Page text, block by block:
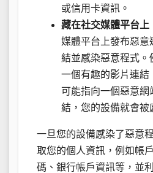
或信用卡資訊。
藏在社交媒體平台上
媒體平台上發布惡意
結並感染惡意程式。
一個有趣的影片連結
可能指向一個惡意網
結，您的設備就會被
一旦您的設備感染了惡意
取您的個人資訊，例如帳
碼、銀行帳戶資訊等，並